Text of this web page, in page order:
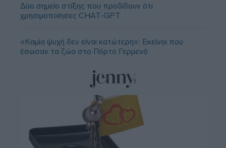
Δύο σημείο στίξης που προδίδουν ότι
χρησιμοποίησες CHAT-GPT
«Καμία ψυχή δεν είναι κατώτερη»: Εκείνοι που
έσωσαν τα ζώα στο Πόρτο Γερμενό